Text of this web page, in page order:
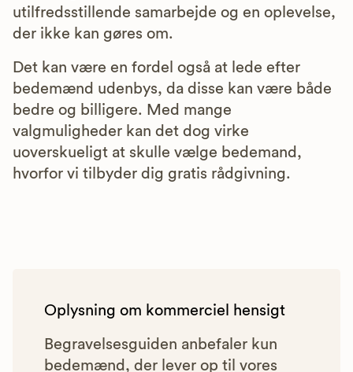
utilfredsstillende samarbejde og en oplevelse,
der ikke kan gøres om.
Det kan være en fordel også at lede efter
bedemænd udenbys, da disse kan være både
bedre og billigere. Med mange
valgmuligheder kan det dog virke
uoverskueligt at skulle vælge bedemand,
hvorfor vi tilbyder dig gratis rådgivning.
Oplysning om kommerciel hensigt
Begravelsesguiden anbefaler kun
bedemænd, der lever op til vores